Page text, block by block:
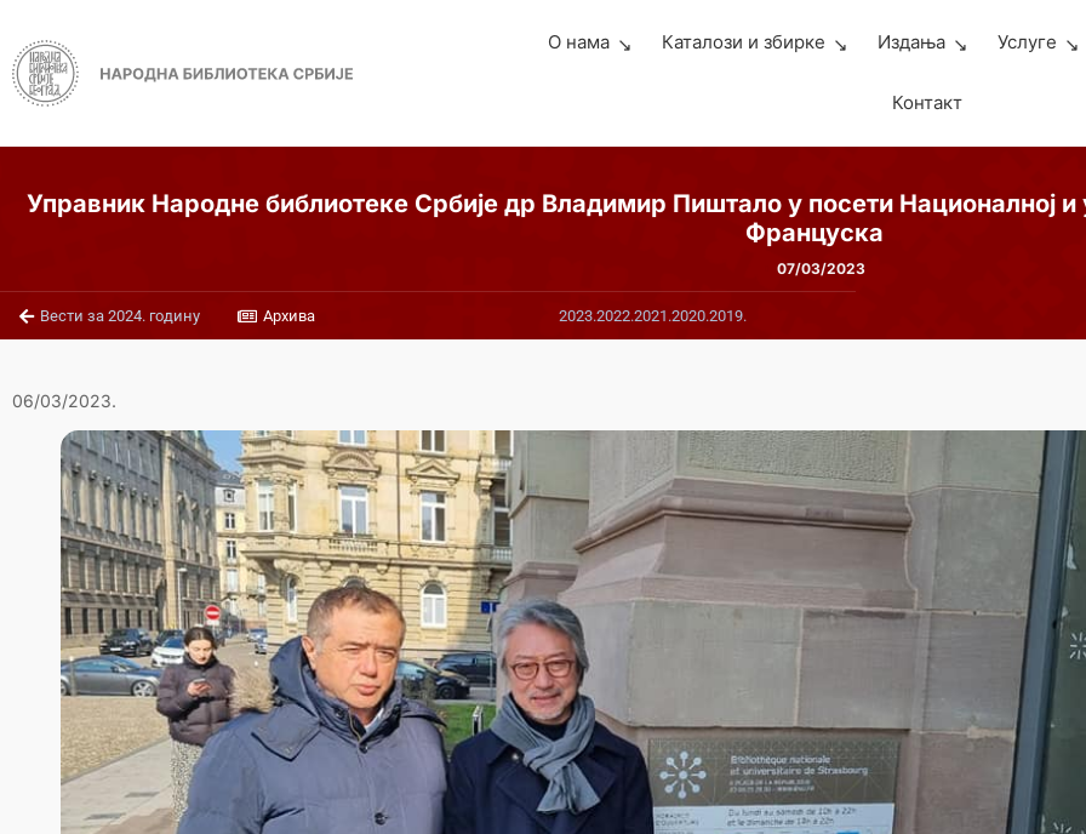
О нама Каталози и збирке Издања Услуге
Контакт
Управник Народне библиотеке Србије др Владимир Пиштало у посети Националној и
Француска
07/03/2023
Вести за 2024. годину Архива 2023.2022.2021.2020.2019.
06/03/2023.